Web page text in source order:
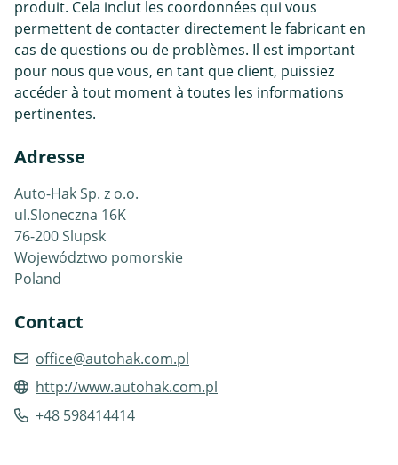
produit. Cela inclut les coordonnées qui vous
permettent de contacter directement le fabricant en
cas de questions ou de problèmes. Il est important
pour nous que vous, en tant que client, puissiez
accéder à tout moment à toutes les informations
pertinentes.
Adresse
Auto-Hak Sp. z o.o.
ul.Sloneczna 16K
76-200 Slupsk
Województwo pomorskie
Poland
Contact
office@autohak.com.pl
http://www.autohak.com.pl
+48 598414414